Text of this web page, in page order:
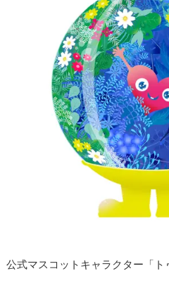
公式マスコットキャラクター「ト